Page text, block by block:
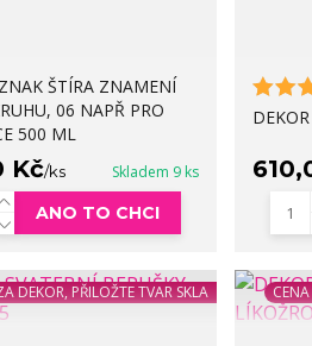
ŠTÍRA ZNAMENÍ
06 NAPŘ PRO
500 ML
Kč/ks Skladem 9 ks
ANO TO CHCI
DEKOR, PŘILOŽTE TVAR SKLA